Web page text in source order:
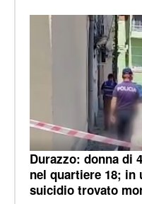
Durazzo: donna di
nel quartiere 18; in
suicidio trovato